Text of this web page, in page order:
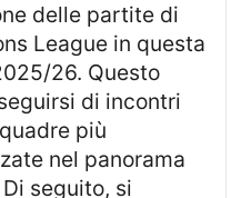
delle partite di
League in questa
26. Questo
di incontri
più
nel panorama
seguito, si